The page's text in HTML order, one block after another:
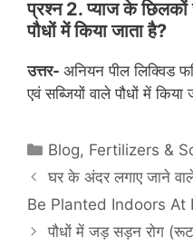
प्रश्न2. प्याज के छिलकों
पौधों में किया जाता है?
उत्तर- अनियन पील लिक्विड
एवं सब्जियों वाले पौधों में किया
Categories
Blog, Fertilizers &
घर के अंदर लगाए जाने
Be Planted Indoors At
पौधों में जड़ सड़न रोग